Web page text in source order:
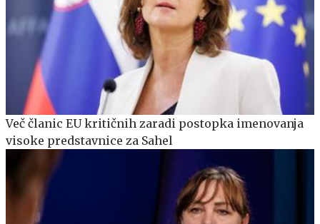
Več članic EU kritičnih zaradi postopka imenovanja
visoke predstavnice za Sahel